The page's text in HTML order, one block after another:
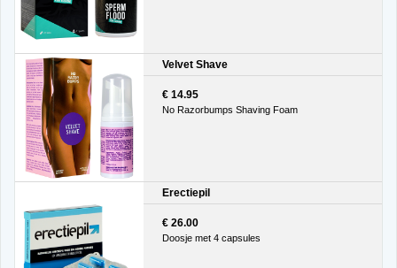
Velvet Shave
€ 14.95
No Razorbumps Shaving Foam
Erectiepil
€ 26.00
Doosje met 4 capsules